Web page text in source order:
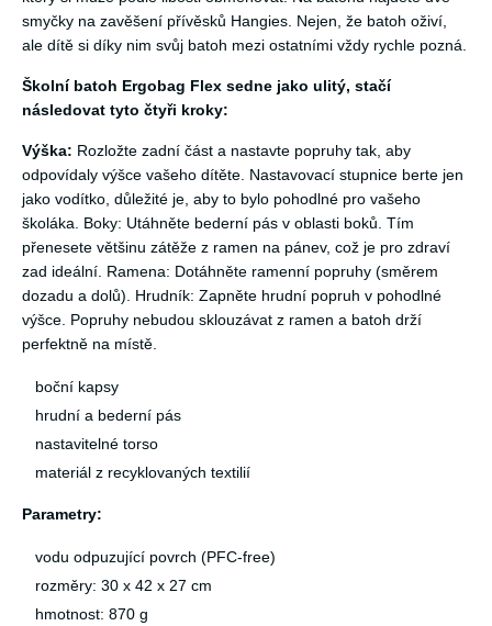
smyčky na zavěšení přívěsků Hangies. Nejen, že batoh oživí,
ale dítě si díky nim svůj batoh mezi ostatními vždy rychle pozná.
Školní batoh Ergobag Flex sedne jako ulitý, stačí
následovat tyto čtyři kroky:
Výška: Rozložte zadní část a nastavte popruhy tak, aby
odpovídaly výšce vašeho dítěte. Nastavovací stupnice berte jen
jako vodítko, důležité je, aby to bylo pohodlné pro vašeho
školáka. Boky: Utáhněte bederní pás v oblasti boků. Tím
přenesete většinu zátěže z ramen na pánev, což je pro zdraví
zad ideální. Ramena: Dotáhněte ramenní popruhy (směrem
dozadu a dolů). Hrudník: Zapněte hrudní popruh v pohodlné
výšce. Popruhy nebudou sklouzávat z ramen a batoh drží
perfektně na místě.
boční kapsy
hrudní a bederní pás
nastavitelné torso
materiál z recyklovaných textilií
Parametry:
vodu odpuzující povrch (PFC-free)
rozměry: 30 x 42 x 27 cm
hmotnost: 870 g